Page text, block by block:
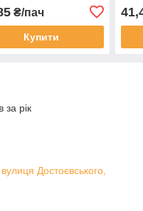
₴/пач
Купити
за рік
Достоєвського,